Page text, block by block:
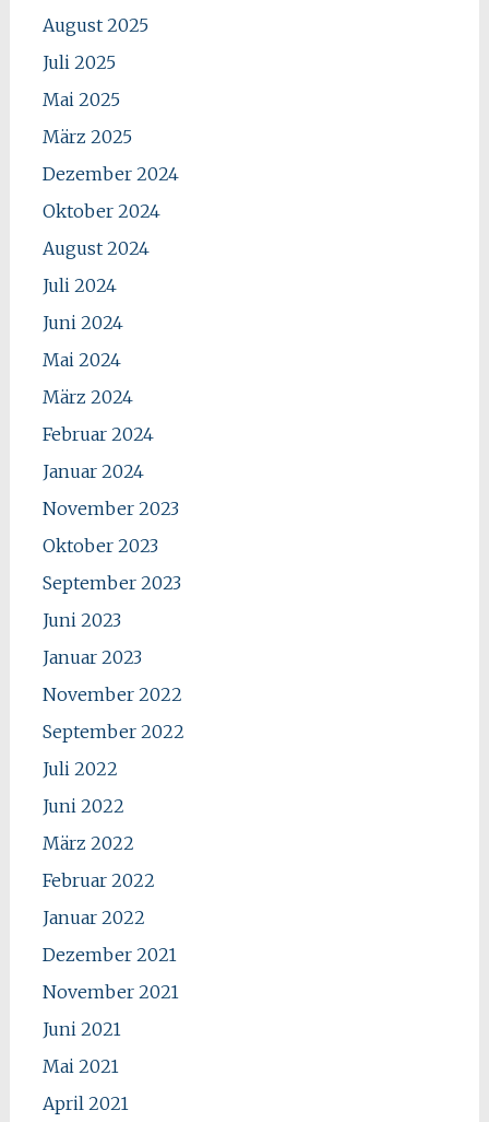
August 2025
Juli 2025
Mai 2025
März 2025
Dezember 2024
Oktober 2024
August 2024
Juli 2024
Juni 2024
Mai 2024
März 2024
Februar 2024
Januar 2024
November 2023
Oktober 2023
September 2023
Juni 2023
Januar 2023
November 2022
September 2022
Juli 2022
Juni 2022
März 2022
Februar 2022
Januar 2022
Dezember 2021
November 2021
Juni 2021
Mai 2021
April 2021